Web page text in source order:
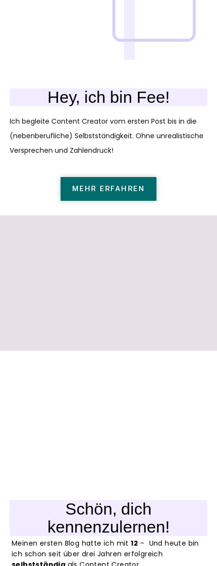
Hey, ich bin Fee!
Ich begleite Content Creator vom ersten Post bis in die
(nebenberufliche) Selbstständigkeit. Ohne unrealistische
Versprechen und Zahlendruck!
MEHR ERFAHREN
Schön, dich
kennenzulernen!
Meinen ersten Blog hatte ich mit12 – Und heute bin
ich schon seit über drei Jahren erfolgreich